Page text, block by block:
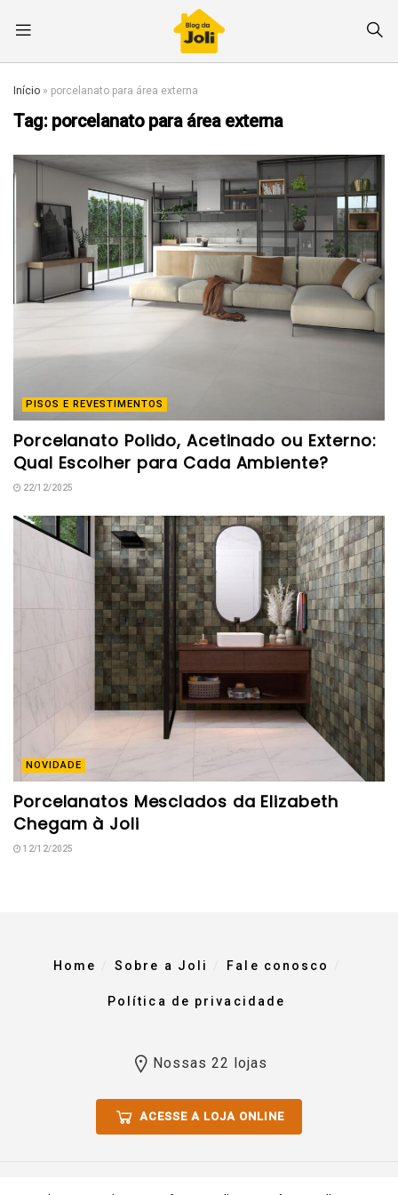
Início » porcelanato para área externa
Tag: porcelanato para área externa
PISOS E REVESTIMENTOS
Porcelanato Polido, Acetinado ou Externo:
Qual Escolher para Cada Ambiente?
22/12/2025
NOVIDADE
Porcelanatos Mesclados da Elizabeth
Chegam à Joli
12/12/2025
Home Sobre a Joli Fale conosco
Política de privacidade
Nossas 22 lojas
ACESSE A LOJA ONLINE